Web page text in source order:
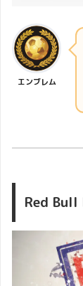
エンブレム
Red Bull